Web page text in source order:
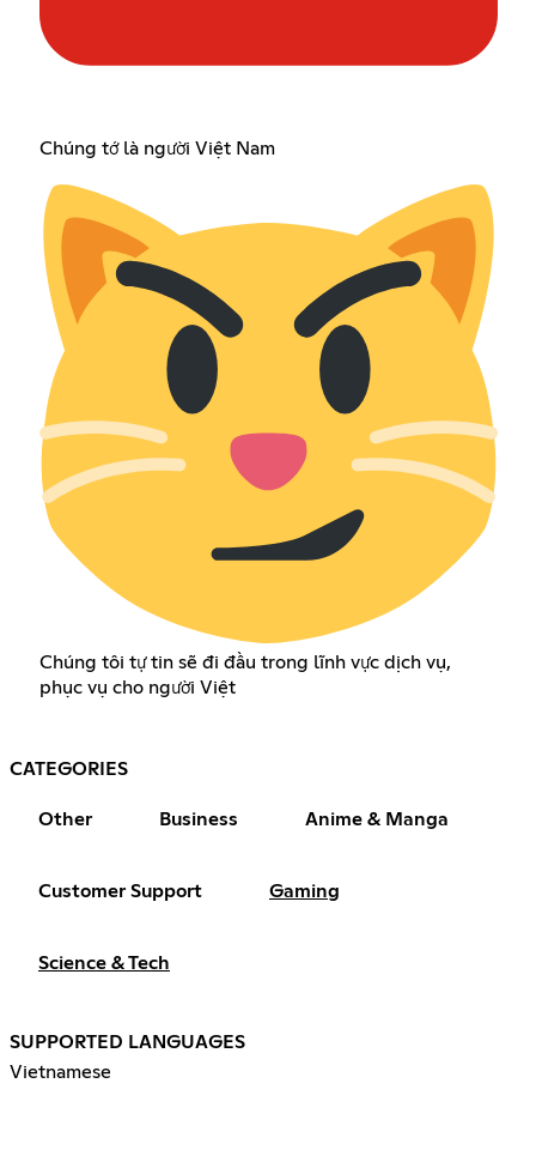
Chúng tớ là người Việt Nam
Chúng tôi tự tin sẽ đi đầu trong lĩnh vực dịch vụ,
phục vụ cho người Việt
CATEGORIES
Other Business Anime & Manga
Customer Support Gaming
Science & Tech
SUPPORTED LANGUAGES
Vietnamese